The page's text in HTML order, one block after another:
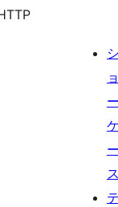
シ
ョ
ー
ケ
ー
ス
テ